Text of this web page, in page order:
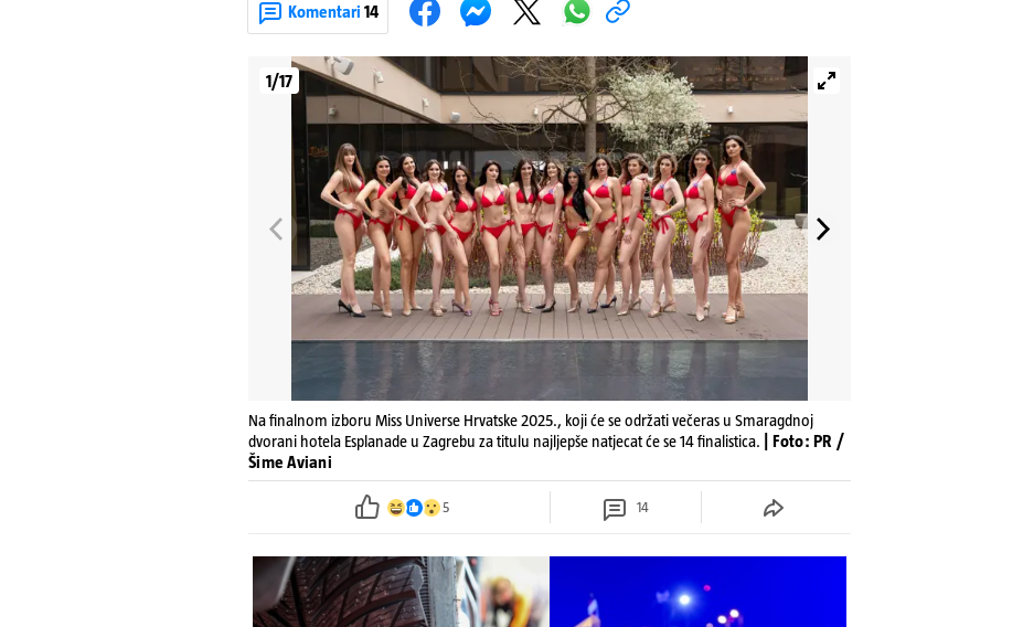
Komentari 14
1/17
Na finalnom izboru Miss Universe Hrvatske 2025., koji će se održati večeras u Smaragdnoj
dvorani hotela Esplanade u Zagrebu za titulu najljepše natjecat će se 14 finalistica.
| Foto: PR /
Šime Aviani
5 14